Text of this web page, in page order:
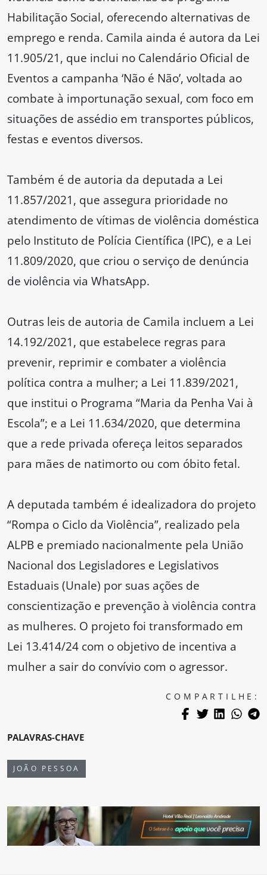
Habilitação Social, oferecendo alternativas de
emprego e renda. Camila ainda é autora da Lei
11.905/21, que inclui no Calendário Oficial de
Eventos a campanha ‘Não é Não’, voltada ao
combate à importunação sexual, com foco em
situações de assédio em transportes públicos,
festas e eventos diversos.
Também é de autoria da deputada a Lei
11.857/2021, que assegura prioridade no
atendimento de vítimas de violência doméstica
pelo Instituto de Polícia Científica (IPC), e a Lei
11.809/2020, que criou o serviço de denúncia
de violência via WhatsApp.
Outras leis de autoria de Camila incluem a Lei
14.192/2021, que estabelece regras para
prevenir, reprimir e combater a violência
política contra a mulher; a Lei 11.839/2021,
que institui o Programa “Maria da Penha Vai à
Escola”; e a Lei 11.634/2020, que determina
que a rede privada ofereça leitos separados
para mães de natimorto ou com óbito fetal.
A deputada também é idealizadora do projeto
“Rompa o Ciclo da Violência”, realizado pela
ALPB e premiado nacionalmente pela União
Nacional dos Legisladores e Legislativos
Estaduais (Unale) por suas ações de
conscientização e prevenção à violência contra
as mulheres. O projeto foi transformado em
Lei 13.414/24 com o objetivo de incentiva a
mulher a sair do convívio com o agressor.
COMPARTILHE:
PALAVRAS-CHAVE
JOÃO PESSOA